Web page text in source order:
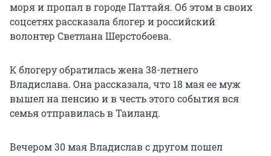
моря и пропал в городе Паттайя. Об этом в своих
соцсетях рассказала блогер и российский
волонтер Светлана Шерстобоева.
К блогеру обратилась жена 38-летнего
Владислава. Она рассказала, что 18 мая ее муж
вышел на пенсию и в честь этого события вся
семья отправилась в Таиланд.
Вечером 30 мая Владислав с другом пошел